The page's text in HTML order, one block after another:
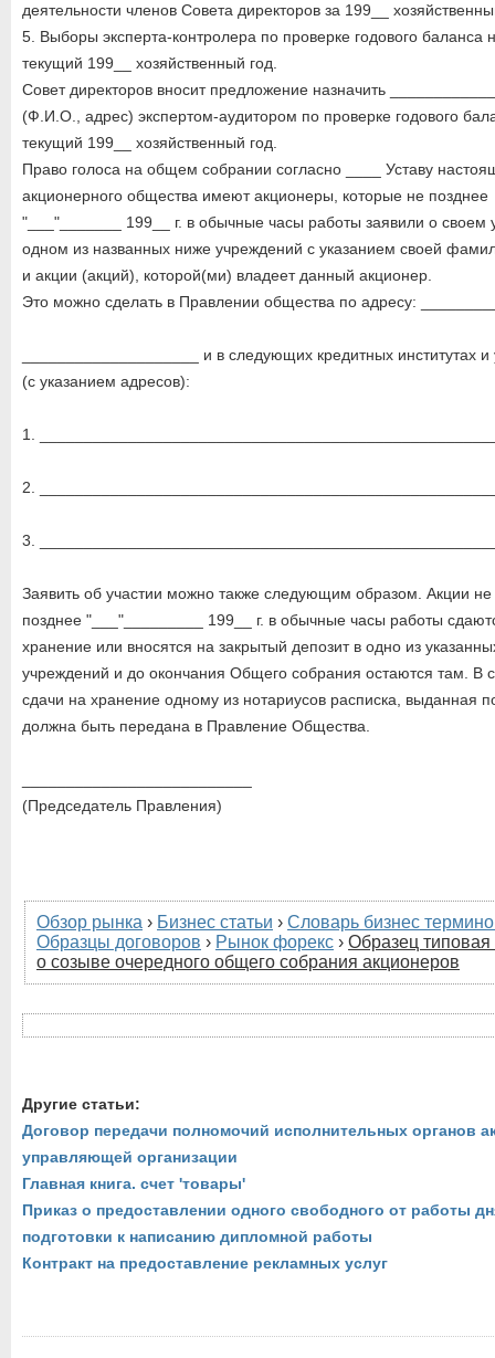
деятельности членов Совета директоров за 199__
5. Выборы эксперта-контролера по проверке годового баланса
текущий 199__ хозяйственный год.
Совет директоров вносит предложение назначить
(Ф.И.О., адрес) экспертом-аудитором по проверке годового
текущий 199__ хозяйственный год.
Право голоса на общем собрании согласно ____ Уставу
акционерного общества имеют акционеры, которые не позднее
"___"_______ 199__ г. в обычные часы работы заявили о своем
одном из названных ниже учреждений с указанием своей
и акции (акций), которой(ми) владеет данный акционер.
Это можно сделать в Правлении общества по адресу:
____________________ и в следующих кредитных институтах
(с указанием адресов):
1.
2.
3.
Заявить об участии можно также следующим образом. Акции не
позднее "___"_________ 199__ г. в обычные часы работы
хранение или вносятся на закрытый депозит в одно из
учреждений и до окончания Общего собрания остаются там. В
сдачи на хранение одному из нотариусов расписка, выданная
должна быть передана в Правление Общества.
(Председатель Правления)
Обзор рынка › Бизнес статьи › Словарь бизнес
Образцы договоров › Рынок форекс › Образец
о созыве очередного общего собрания акционеров
Другие статьи:
Договор передачи полномочий исполнительных органов
управляющей организации
Главная книга. счет 'товары'
Приказ о предоставлении одного свободного от работы
подготовки к написанию дипломной работы
Контракт на предоставление рекламных услуг